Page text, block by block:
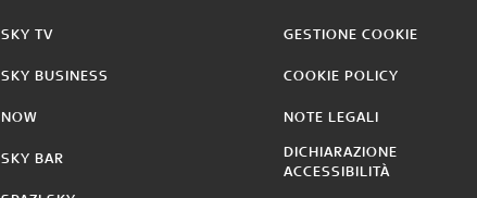
SKY TV
SKY BUSINESS
NOW
SKY BAR
GESTIONE COOKIE
COOKIE POLICY
NOTE LEGALI
DICHIARAZIONE
ACCESSIBILITÀ